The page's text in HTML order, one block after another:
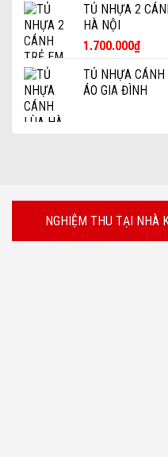
TỦ NHỰA 2
HÀ NỘI
1.700.000₫
TỦ NHỰA
ÁO GIA ĐÌNH
NGHIỆM THU TẠI NHÀ